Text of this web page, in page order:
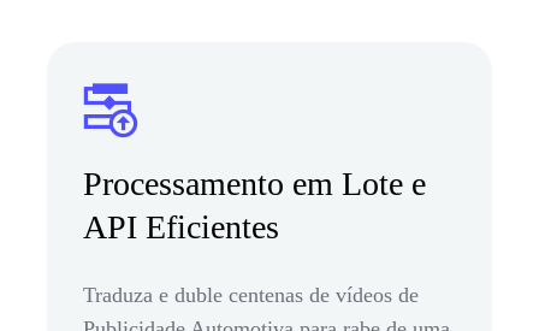
Processamento em Lote e
API Eficientes
Traduza e duble centenas de vídeos de